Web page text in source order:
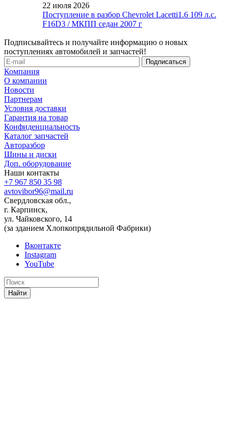
22 июля 2026
Поступление в разбор Chevrolet Lacetti1.6 109 л.с.
F16D3 / МКПП седан 2007 г
Подписывайтесь и получайте информацию о новых
поступлениях автомобилей и запчастей!
Компания
О компании
Новости
Партнерам
Условия доставки
Гарантия на товар
Конфиденциальность
Каталог запчастей
Авторазбор
Шины и диски
Доп. оборудование
Наши контакты
+7 967 850 35 98
avtovibor96@mail.ru
Свердловская обл.,
г. Карпинск,
ул. Чайковского, 14
(за зданием Хлопкопрядильной Фабрики)
Вконтакте
Instagram
YouTube
Найти